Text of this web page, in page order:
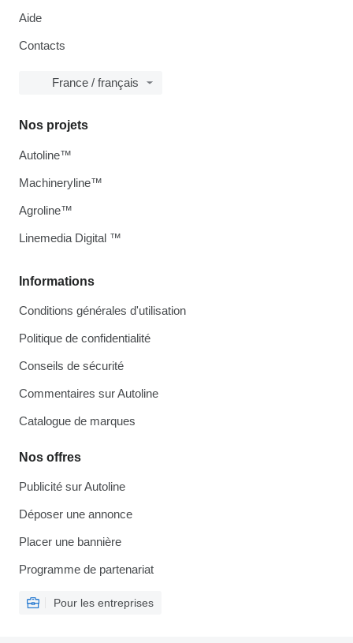
Aide
Contacts
France / français
Informations
Conditions générales d'utilisation
Politique de confidentialité
Conseils de sécurité
Commentaires sur Autoline
Catalogue de marques
Nos offres
Publicité sur Autoline
Déposer une annonce
Placer une bannière
Programme de partenariat
Pour les entreprises
Nos projets
Autoline™
Machineryline™
Agroline™
Linemedia Digital ™